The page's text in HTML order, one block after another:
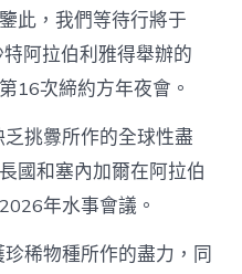
此，我們等待行將于
阿拉伯利雅得舉辦的
16次締約方年夜會。
挑釁所作的全球性盡
國和塞內加爾在阿拉伯
年水事會議。
稀物種所作的盡力，同